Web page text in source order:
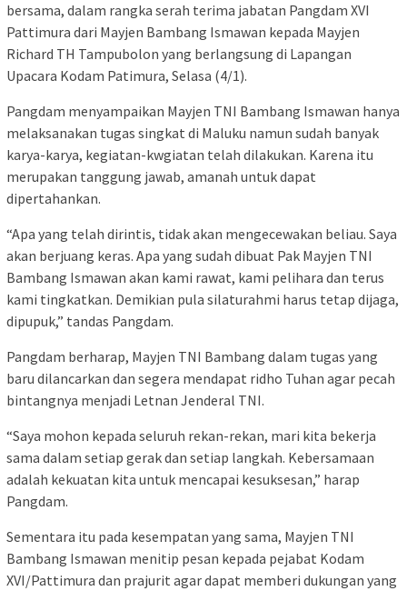
bersama, dalam rangka serah terima jabatan Pangdam XVI
Pattimura dari Mayjen Bambang Ismawan kepada Mayjen
Richard TH Tampubolon yang berlangsung di Lapangan
Upacara Kodam Patimura, Selasa (4/1).
Pangdam menyampaikan Mayjen TNI Bambang Ismawan hanya
melaksanakan tugas singkat di Maluku namun sudah banyak
karya-karya, kegiatan-kwgiatan telah dilakukan. Karena itu
merupakan tanggung jawab, amanah untuk dapat
dipertahankan.
“Apa yang telah dirintis, tidak akan mengecewakan beliau. Saya
akan berjuang keras. Apa yang sudah dibuat Pak Mayjen TNI
Bambang Ismawan akan kami rawat, kami pelihara dan terus
kami tingkatkan. Demikian pula silaturahmi harus tetap dijaga,
dipupuk,” tandas Pangdam.
Pangdam berharap, Mayjen TNI Bambang dalam tugas yang
baru dilancarkan dan segera mendapat ridho Tuhan agar pecah
bintangnya menjadi Letnan Jenderal TNI.
“Saya mohon kepada seluruh rekan-rekan, mari kita bekerja
sama dalam setiap gerak dan setiap langkah. Kebersamaan
adalah kekuatan kita untuk mencapai kesuksesan,” harap
Pangdam.
Sementara itu pada kesempatan yang sama, Mayjen TNI
Bambang Ismawan menitip pesan kepada pejabat Kodam
XVI/Pattimura dan prajurit agar dapat memberi dukungan yang